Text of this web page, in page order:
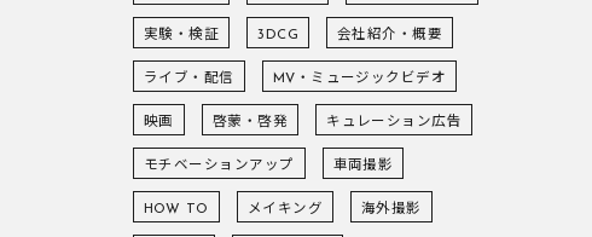
実験・検証 3DCG 会社紹介・概要
ライブ・配信 MV・ミュージックビデオ
映画 啓蒙・啓発 キュレーション広告
モチベーションアップ 車両撮影
HOW TO メイキング 海外撮影